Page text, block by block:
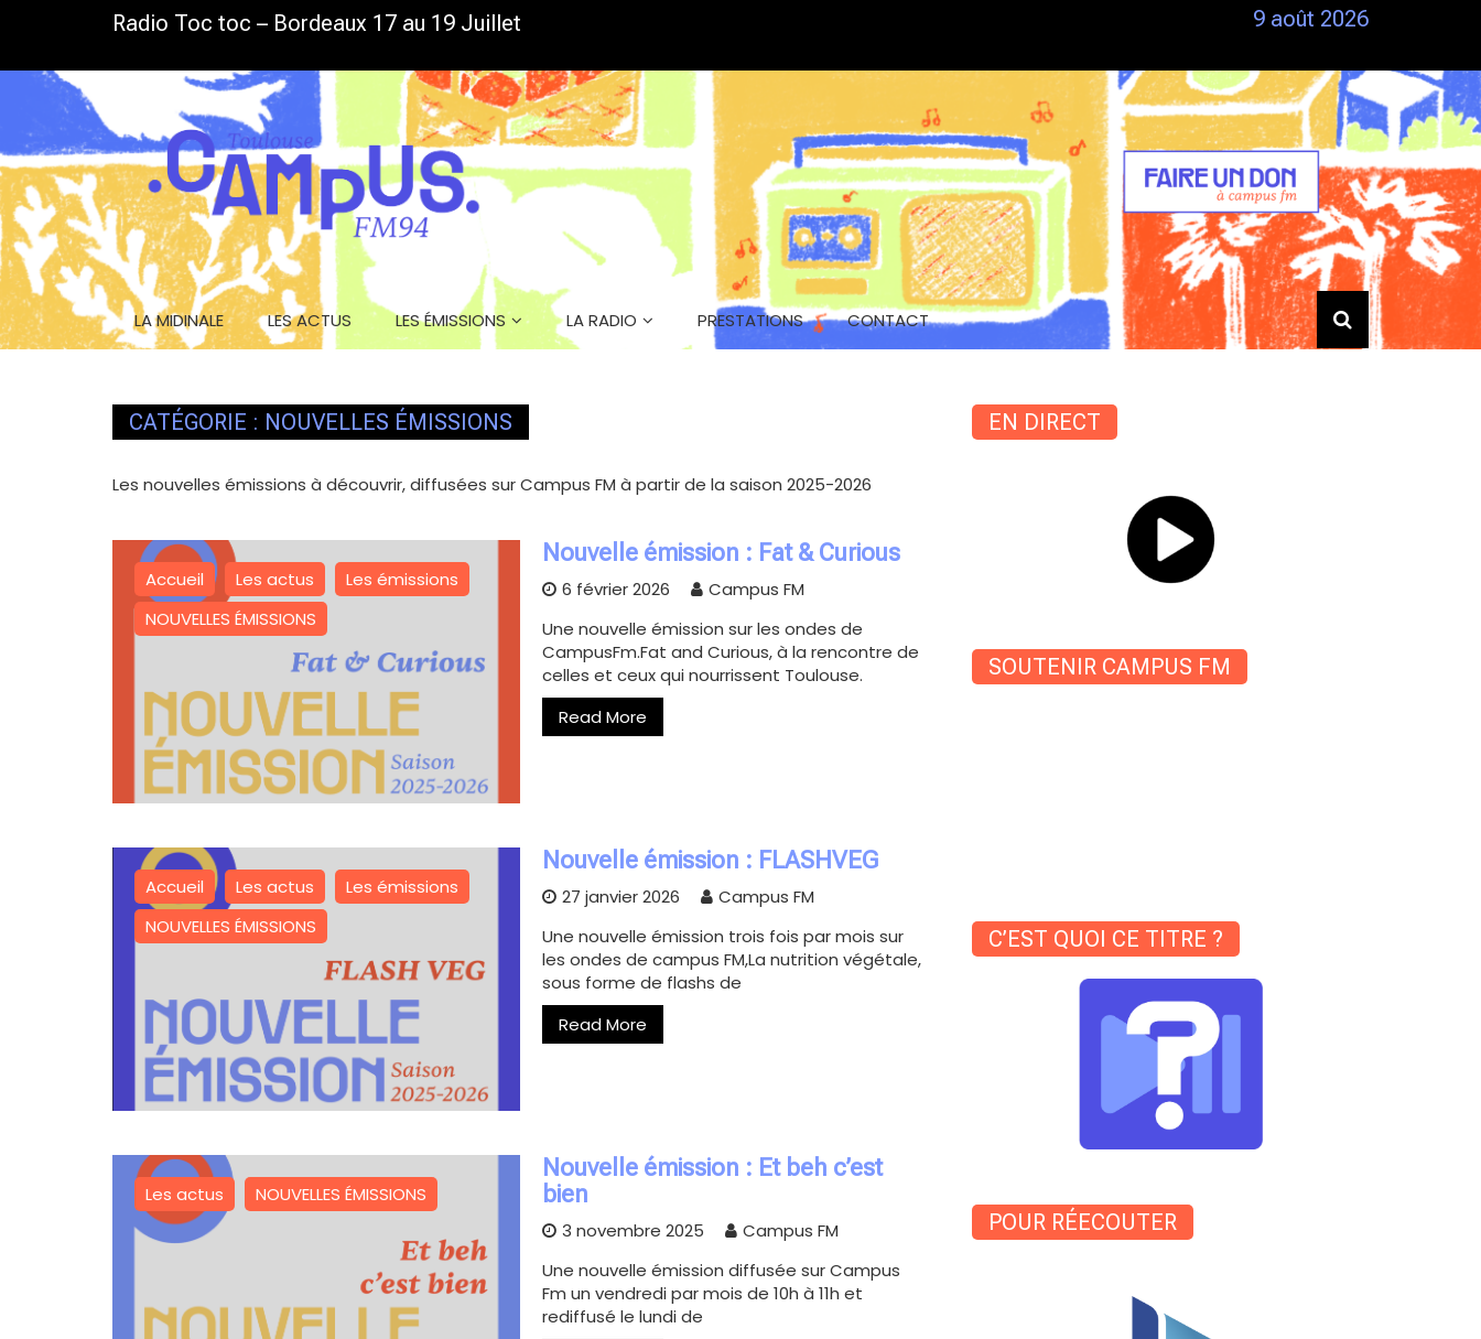
Radio Toc toc – Bordeaux 17 au 19 Juillet
LA GRILLE D’ÉTÉ EST DE SORTIE 9 août 2026
LA MIDINALE LES ACTUS LES ÉMISSIONS LA RADIO PRESTATIONS CONTACT
CATÉGORIE : NOUVELLES ÉMISSIONS
Les nouvelles émissions à découvrir, diffusées sur Campus FM à partir de la saison 2025-2026
Accueil Les actus
Les émissions
NOUVELLES ÉMISSIONS
Nouvelle émission : Fat & Curious
6 février 2026
Campus FM
Une nouvelle émission sur les ondes de
CampusFm.Fat and Curious, à la rencontre de
celles et ceux qui nourrissent Toulouse.
Read More
Accueil Les actus
Les émissions
NOUVELLES ÉMISSIONS
Nouvelle émission : FLASHVEG
27 janvier 2026
Campus FM
Une nouvelle émission trois fois par mois sur
les ondes de campus FM,La nutrition végétale,
sous forme de flashs de
Read More
Les actus NOUVELLES ÉMISSIONS
Nouvelle émission : Et beh c’est
bien
3 novembre 2025
Campus FM
Une nouvelle émission diffusée sur Campus
Fm un vendredi par mois de 10h à 11h et
rediffusé le lundi de
EN DIRECT
SOUTENIR CAMPUS FM
C’EST QUOI CE TITRE ?
POUR RÉECOUTER